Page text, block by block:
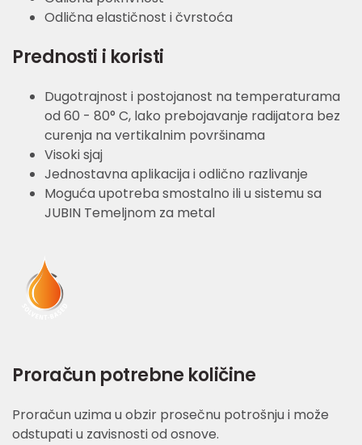
Odlična elastičnost i čvrstoća
Prednosti i koristi
Dugotrajnost i postojanost na temperaturama
od 60 - 80° C, lako prebojavanje radijatora bez
curenja na vertikalnim površinama
Visoki sjaj
Jednostavna aplikacija i odlično razlivanje
Moguća upotreba smostalno ili u sistemu sa
JUBIN Temeljnom za metal
Proračun potrebne količine
Proračun uzima u obzir prosečnu potrošnju i može
odstupati u zavisnosti od osnove.